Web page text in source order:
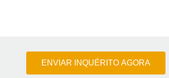
ENVIAR INQUÉRITO AGORA